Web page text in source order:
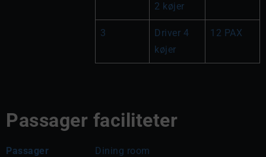
2 køjer
3
Driver 4
køjer
12 PAX
Passager faciliteter
Passager
Dining room